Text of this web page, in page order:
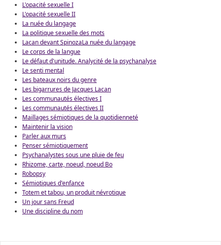
L'opacité sexuelle I
L'opacité sexuelle II
La nuée du langage
La politique sexuelle des mots
Lacan devant SpinozaLa nuée du langage
Le corps de la langue
Le défaut d'unitude. Analycité de la psychanalyse
Le senti mental
Les bateaux noirs du genre
Les bigarrures de Jacques Lacan
Les communautés électives I
Les communautés électives II
Maillages sémiotiques de la quotidienneté
Maintenir la vision
Parler aux murs
Penser sémiotiquement
Psychanalystes sous une pluie de feu
Rhizome, carte, noeud, noeud Bo
Robopsy
Sémiotiques d'enfance
Totem et tabou, un produit névrotique
Un jour sans Freud
Une discipline du nom